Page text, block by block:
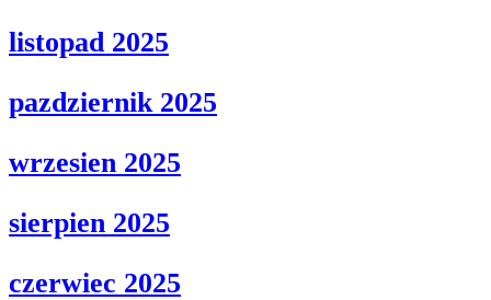
listopad 2025
pazdziernik 2025
wrzesien 2025
sierpien 2025
czerwiec 2025